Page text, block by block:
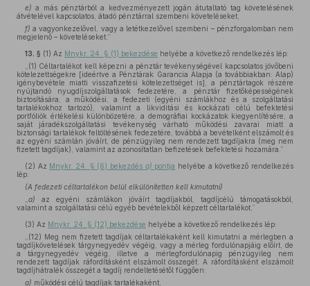
e) a más pénztárból a kedvezményezett jogán átutaltató tag követelésének
átvételével kapcsolatos, átadó pénztárral szembeni követeléseket,
f) a vagyonkezelővel, vagy a letétkezelővel szembeni – pénzforgalomban nem
megjelenő – követeléseket.”
13. § (1) Az Mnykr. 24. § (1) bekezdése helyébe a következő rendelkezés lép:
„(1) Céltartalékot kell képezni a pénztár tevékenységével kapcsolatos jövőbeni
kötelezettségekre [ideértve a Pénztárak Garancia Alapja (a továbbiakban: Alap)
igénybevétele miatti visszafizetési kötelezettséget is], a pénztártagok részére
nyújtandó nyugdíjszolgáltatások fedezetére, a pénztár fizetőképességének
biztosítására, a működési, a fedezeti (egyéni számlákhoz és a szolgáltatási
tartalékokhoz tartozó), valamint a likviditási és kockázati célú befektetési
portfóliók értékelési különbözetére, a demográfiai kockázatok kiegyenlítésére, a
saját járadékszolgáltatási tevékenység várható működési zavarai miatt a
biztonsági tartalékok feltöltésének fedezetére, továbbá a bevételként elszámolt és
az egyéni számlán jóváírt, de pénzügyileg nem rendezett tagdíjakra (meg nem
fizetett tagdíjak), valamint az azonosítatlan befizetések befektetési hozamára.”
(2) Az Mnykr. 24. § (6) bekezdés a) pontja helyébe a következő rendelkezés
lép:
(A fedezeti céltartalékon belül elkülönítetten kell kimutatni)
a) az egyéni számlákon jóváírt tagdíjakból, tagdíjcélú támogatásokból,
valamint a szolgáltatási célú egyéb bevételekből képzett céltartalékot,”
(3) Az Mnykr. 24. § (12) bekezdése helyébe a következő rendelkezés lép:
„(12) Meg nem fizetett tagdíjak céltartalékaként kell kimutatni a mérlegben a
tagdíjkövetelések tárgynegyedév végéig, vagy a mérleg fordulónapjáig előírt, de
a tárgynegyedév végéig, illetve a mérlegfordulónapig pénzügyileg nem
rendezett tagdíjak ráfordításként elszámolt összegét. A ráfordításként elszámolt
tagdíjhátralék összegét a tagdíj rendeltetésétől függően:
a) működési célú tagdíjak tartalékaként,